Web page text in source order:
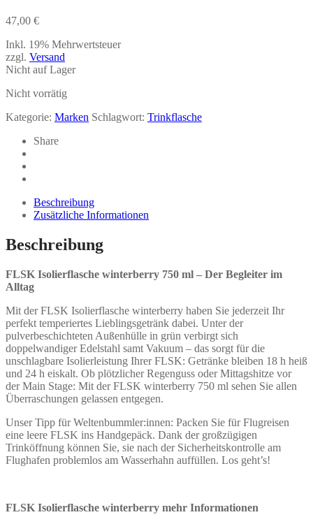
47,00 €
Inkl. 19% Mehrwertsteuer
zzgl. Versand
Nicht auf Lager
Nicht vorrätig
Kategorie: Marken Schlagwort: Trinkflasche
Share
Beschreibung
Zusätzliche Informationen
Beschreibung
FLSK Isolierflasche winterberry 750 ml – Der Begleiter im
Alltag
Mit der FLSK Isolierflasche winterberry haben Sie jederzeit Ihr
perfekt temperiertes Lieblingsgetränk dabei. Unter der
pulverbeschichteten Außenhülle in grün verbirgt sich
doppelwandiger Edelstahl samt Vakuum – das sorgt für die
unschlagbare Isolierleistung Ihrer FLSK: Getränke bleiben 18 h heiß
und 24 h eiskalt. Ob plötzlicher Regenguss oder Mittagshitze vor
der Main Stage: Mit der FLSK winterberry 750 ml sehen Sie allen
Überraschungen gelassen entgegen.
Unser Tipp für Weltenbummler:innen: Packen Sie für Flugreisen
eine leere FLSK ins Handgepäck. Dank der großzügigen
Trinköffnung können Sie, sie nach der Sicherheitskontrolle am
Flughafen problemlos am Wasserhahn auffüllen. Los geht’s!
FLSK Isolierflasche winterberry mehr Informationen